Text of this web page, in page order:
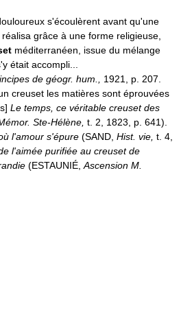
s'écoulèrent avant qu'une
grâce à une forme religieuse,
méditerranéen, issue du mélange
était accompli...
de géogr. hum., 1921, p. 207.
creuset les matières sont éprouvées
Le temps, ce véritable creuset des
Ste-Hélène, t. 2, 1823, p. 641).
l'amour s'épure (SAND, Hist. vie, t. 4,
l'aimée purifiée au creuset de
(ESTAUNIÉ, Ascension M.